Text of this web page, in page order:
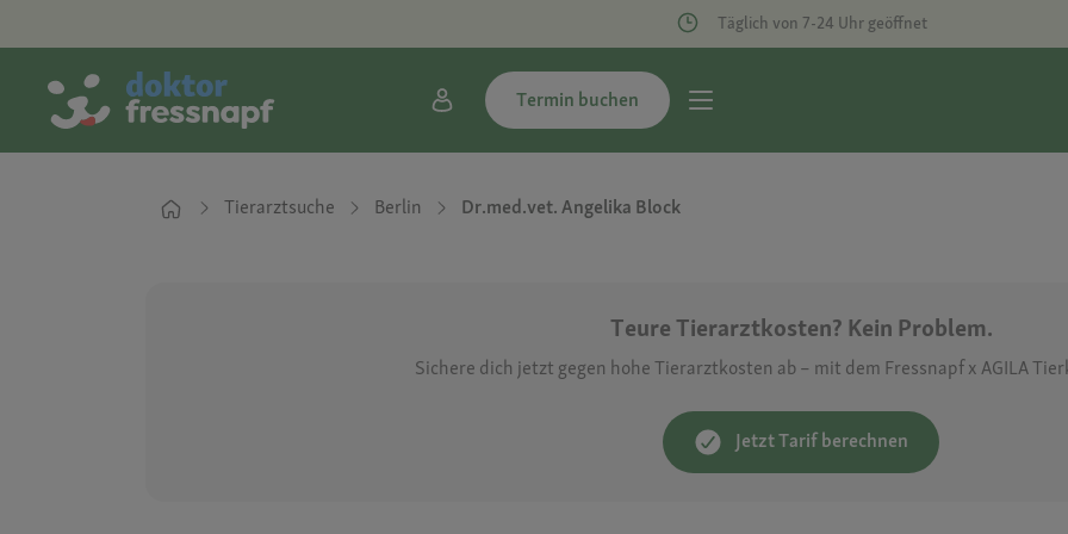
Täglich von 7-24 Uhr geöffnet
Termin buchen
Tierarztsuche Berlin Dr.med.vet. Angelika Block
Teure Tierarztkosten? Kein Problem.
Sichere dich jetzt gegen hohe Tierarztkosten ab – mit dem Fressnapf x AGILA
Jetzt Tarif berechnen